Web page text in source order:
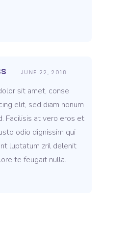
JUNE 22, 2018
sit amet, conse
elit, sed diam nonum
Facilisis at vero eros et
odio dignissim qui
luptatum zril delenit
te feugait nulla.